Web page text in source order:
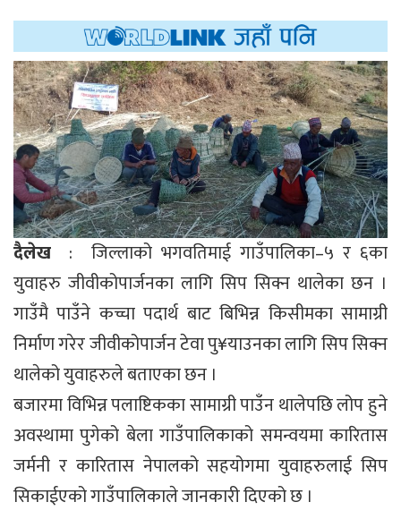
दैलेख : जिल्लाको भगवतिमाई गाउँपालिका–५ र ६का
युवाहरु जीवीकोपार्जनका लागि सिप सिक्न थालेका छन ।
गाउँमै पाउँने कच्चा पदार्थ बाट बिभिन्न किसीमका सामाग्री
निर्माण गरेर जीवीकोपार्जन टेवा पु¥याउनका लागि सिप सिक्न
थालेको युवाहरुले बताएका छन ।
बजारमा विभिन्न पलाष्टिकका सामाग्री पाउँन थालेपछि लोप हुने
अवस्थामा पुगेको बेला गाउँपालिकाको समन्वयमा कारितास
जर्मनी र कारितास नेपालको सहयोगमा युवाहरुलाई सिप
सिकाईएको गाउँपालिकाले जानकारी दिएको छ ।